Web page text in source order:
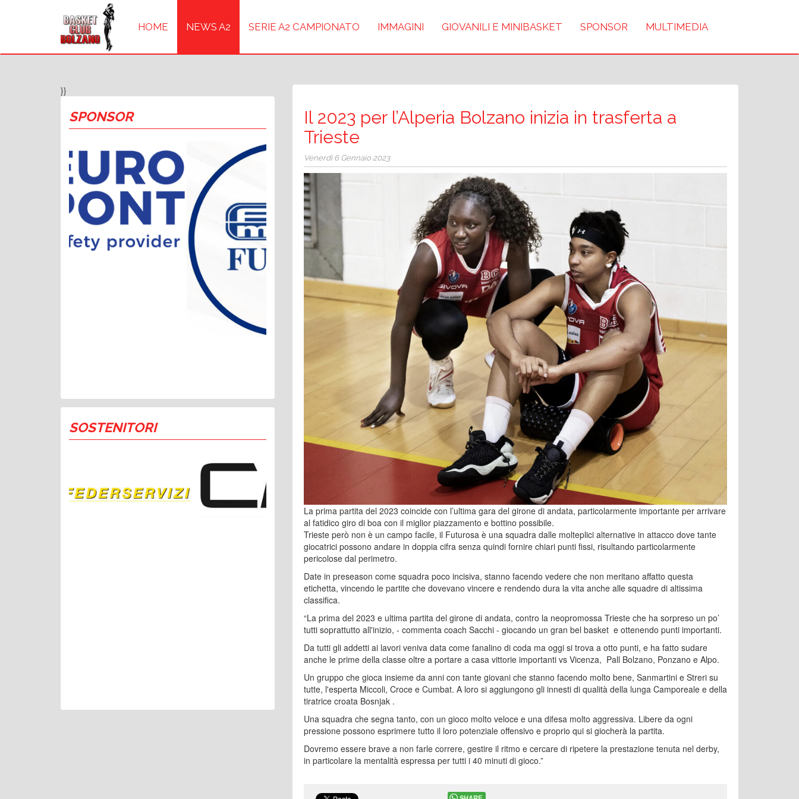
HOME NEWS A2 SERIE A2 CAMPIONATO IMMAGINI GIOVANILI E MINIBASKET SPONSOR MULTIMEDIA
}}
SPONSOR
SOSTENITORI
Il 2023 per l’Alperia Bolzano inizia in trasferta a
Trieste
Venerdì 6 Gennaio 2023
La prima partita del 2023 coincide con l’ultima gara del girone di andata, particolarmente importante per arrivare
al fatidico giro di boa con il miglior piazzamento e bottino possibile.
Trieste però non è un campo facile, il Futurosa è una squadra dalle molteplici alternative in attacco dove tante
giocatrici possono andare in doppia cifra senza quindi fornire chiari punti fissi, risultando particolarmente
pericolose dal perimetro.
Date in preseason come squadra poco incisiva, stanno facendo vedere che non meritano affatto questa
etichetta, vincendo le partite che dovevano vincere e rendendo dura la vita anche alle squadre di altissima
classifica.
“La prima del 2023 e ultima partita del girone di andata, contro la neopromossa Trieste che ha sorpreso un po’
tutti soprattutto all'inizio, - commenta coach Sacchi - giocando un gran bel basket e ottenendo punti importanti.
Da tutti gli addetti ai lavori veniva data come fanalino di coda ma oggi si trova a otto punti, e ha fatto sudare
anche le prime della classe oltre a portare a casa vittorie importanti vs Vicenza, Pall Bolzano, Ponzano e Alpo.
Un gruppo che gioca insieme da anni con tante giovani che stanno facendo molto bene, Sanmartini e Streri su
tutte, l'esperta Miccoli, Croce e Cumbat. A loro si aggiungono gli innesti di qualità della lunga Camporeale e della
tiratrice croata Bosnjak .
Una squadra che segna tanto, con un gioco molto veloce e una difesa molto aggressiva. Libere da ogni
pressione possono esprimere tutto il loro potenziale offensivo e proprio qui si giocherà la partita.
Dovremo essere brave a non farle correre, gestire il ritmo e cercare di ripetere la prestazione tenuta nel derby,
in particolare la mentalità espressa per tutti i 40 minuti di gioco.”